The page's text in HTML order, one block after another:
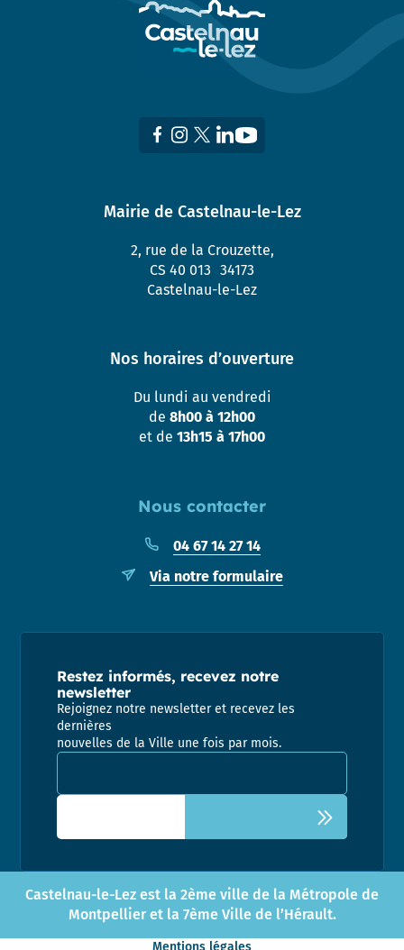
Nous contacter
04 67 14 27 14
Via notre formulaire
Mairie de Castelnau-le-Lez
2, rue de la Crouzette,
CS 40 013 34173
Castelnau-le-Lez
Nos horaires d’ouverture
Du lundi au vendredi
de 8h00 à 12h00
et de 13h15 à 17h00
Restez informés, recevez notre
newsletter
Rejoignez notre newsletter et recevez les
dernières
nouvelles de la Ville une fois par mois.
Adresse email pour la newsletter
Castelnau-le-Lez est la 2ème ville de la Métropole de
Montpellier et la 7ème Ville de l’Hérault.
Mentions légales